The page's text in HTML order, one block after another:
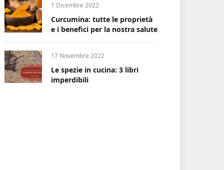
1 Dicembre 2022
Curcumina: tutte le proprietà
e i benefici per la nostra salute
17 Novembre 2022
Le spezie in cucina: 3 libri
imperdibili